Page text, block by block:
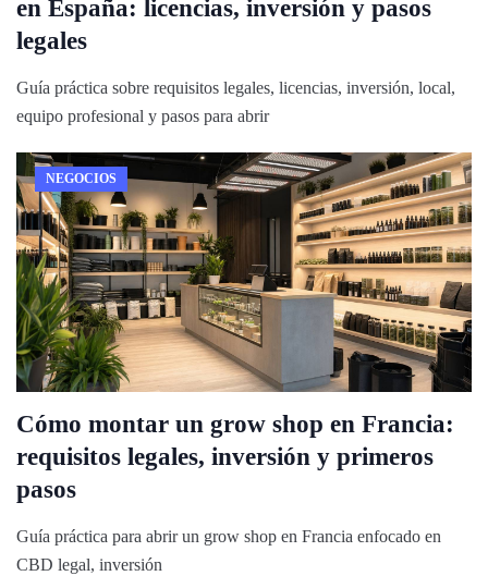
en España: licencias, inversión y pasos
legales
Guía práctica sobre requisitos legales, licencias, inversión, local,
equipo profesional y pasos para abrir
NEGOCIOS
Cómo montar un grow shop en Francia:
requisitos legales, inversión y primeros
pasos
Guía práctica para abrir un grow shop en Francia enfocado en
CBD legal, inversión